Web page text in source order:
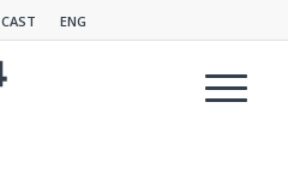
CAST ENG